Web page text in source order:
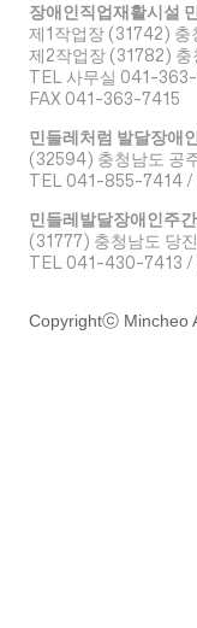
장애인직업재활시설
제1작업장 (31742) 충
제2작업장 (31782) 충
TEL 사무실 041-
FAX 041-363-7415
민들레처럼 발달장애
(32594) 충청남도 공
TEL 041-855-7414 /
민들레발달장애인주
(31777) 충청남도 당
TEL 041-430-7413
Copyrightⓒ Mincheo